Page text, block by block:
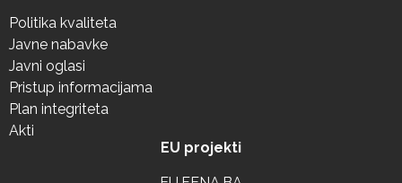
Politika kvaliteta
Javne nabavke
Javni oglasi
Pristup informacijama
Plan integriteta
Akti
EU projekti